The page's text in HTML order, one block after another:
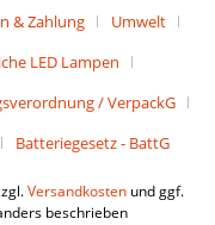
& Zahlung
Umwelt
LED Lampen
/ VerpackG
Batteriegesetz - BattG
Versandkosten und ggf.
beschrieben